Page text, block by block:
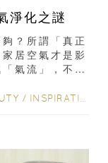
淨化之謎
？所謂「真正
居空氣才是影
氣流」，不但
/ INSPIRATION & LIFESTYLE